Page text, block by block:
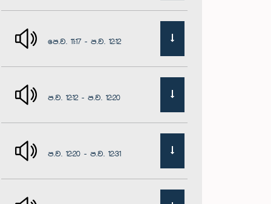
පෙ.ව. 11:17 - ප.ව. 12:12
ප.ව. 12:12 - ප.ව. 12:20
ප.ව. 12:20 - ප.ව. 12:31